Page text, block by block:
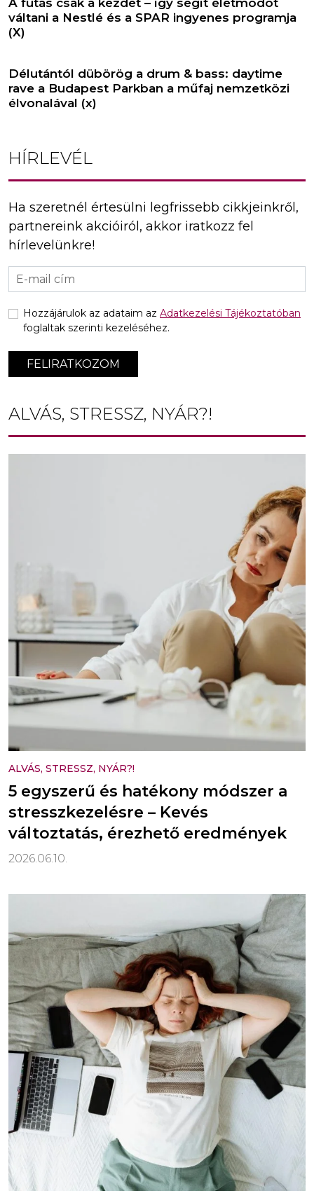
A futás csak a kezdet – így segít életmódot
váltani a Nestlé és a SPAR ingyenes programja
(X)
Délutántól dübörög a drum & bass: daytime
rave a Budapest Parkban a műfaj nemzetközi
élvonalával (x)
HÍRLEVÉL
Ha szeretnél értesülni legfrissebb cikkjeinkről,
partnereink akcióiról, akkor iratkozz fel
hírlevelünkre!
FELIRATKOZOM
Hozzájárulok az adataim az Adatkezelési Tájékoztatóban
foglaltak szerinti kezeléséhez.
ALVÁS, STRESSZ, NYÁR?!
ALVÁS, STRESSZ, NYÁR?!
5 egyszerű és hatékony módszer a
stresszkezelésre – Kevés
változtatás, érezhető eredmények
2026.06.10.